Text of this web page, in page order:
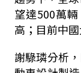
望達500萬
高；目前中
謝騄璘分析